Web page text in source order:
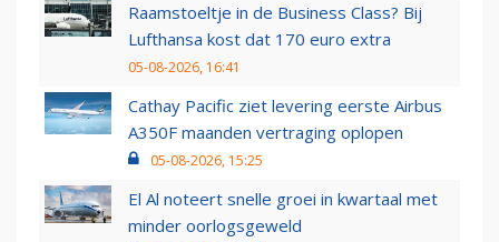
Raamstoeltje in de Business Class? Bij
Lufthansa kost dat 170 euro extra
05-08-2026, 16:41
Cathay Pacific ziet levering eerste Airbus
A350F maanden vertraging oplopen
05-08-2026, 15:25
El Al noteert snelle groei in kwartaal met
minder oorlogsgeweld